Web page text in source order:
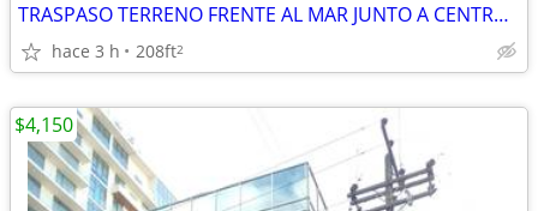
TRASPASO TERRENO FRENTE AL MAR JUNTO A CENTRO DE CONVENCIONES
hace 3 h 208ft2
$4,150